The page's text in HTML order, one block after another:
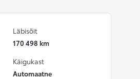
Läbisõit
170 498 km
Käigukast
Automaatne